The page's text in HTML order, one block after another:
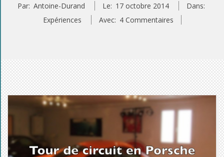
Par: Antoine-Durand Le: 17 octobre 2014
Dans:
Expériences
Avec: 4 Commentaires
S
e